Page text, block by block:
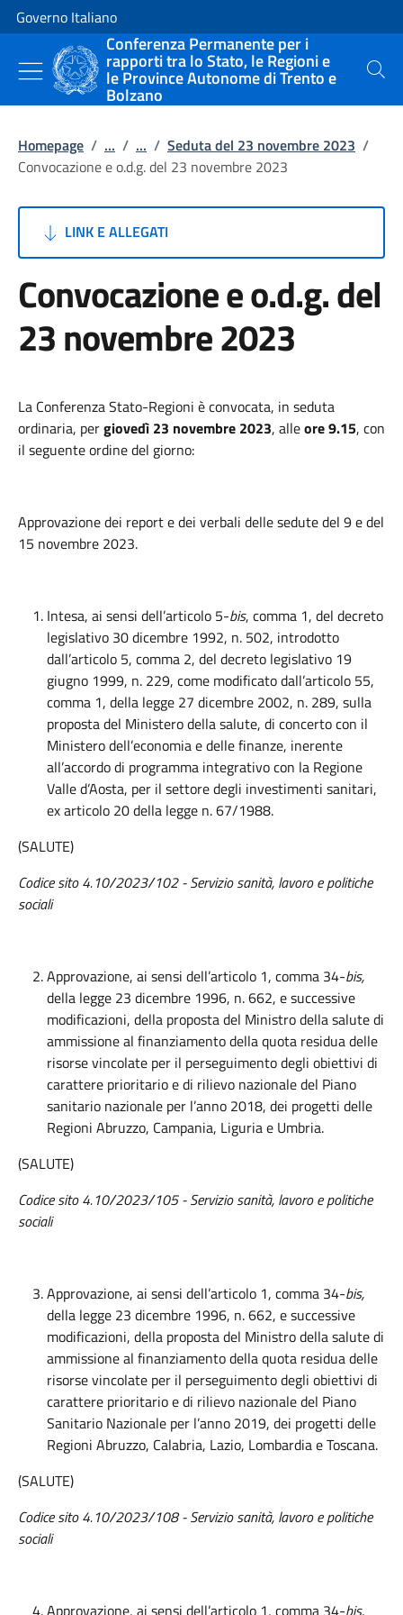
Vai al contenuto
Vai alla navigazione del sito
Governo Italiano
Conferenza Permanente per i
rapporti tra lo Stato, le Regioni e
le Province Autonome di Trento e
Bolzano
Cerca
Homepage / ... / ... / Seduta del 23 novembre 2023 /
Convocazione e o.d.g. del 23 novembre 2023
LINK E ALLEGATI
Convocazione e o.d.g. del
23 novembre 2023
La Conferenza Stato-Regioni è convocata, in seduta
ordinaria, pergiovedì 23 novembre 2023, alleore9.15, con
il seguente ordine del giorno:
Approvazione dei report e dei verbali delle sedute del 9 e del
15 novembre 2023.
Intesa, ai sensi dell’articolo 5-bis, comma 1, del decreto
legislativo 30 dicembre 1992, n. 502, introdotto
dall’articolo 5, comma 2, del decreto legislativo 19
giugno 1999, n. 229, come modificato dall’articolo 55,
comma 1, della legge 27 dicembre 2002, n. 289, sulla
proposta del Ministero della salute, di concerto con il
Ministero dell’economia e delle finanze, inerente
all’accordo di programma integrativo con la Regione
Valle d’Aosta, per il settore degli investimenti sanitari,
ex articolo 20 della legge n. 67/1988.
(SALUTE)
Codice sito 4.10/2023/102 - Servizio sanità, lavoro e politiche
sociali
Approvazione, ai sensi dell’articolo 1, comma 34-bis,
della legge 23 dicembre 1996, n. 662, e successive
modificazioni, della proposta del Ministro della salute di
ammissione al finanziamento della quota residua delle
risorse vincolate per il perseguimento degli obiettivi di
carattere prioritario e di rilievo nazionale del Piano
sanitario nazionale per l’anno 2018, dei progetti delle
Regioni Abruzzo, Campania, Liguria e Umbria.
(SALUTE)
Codice sito 4.10/2023/105 - Servizio sanità, lavoro e politiche
sociali
Approvazione, ai sensi dell’articolo 1, comma 34-bis,
della legge 23 dicembre 1996, n. 662, e successive
modificazioni, della proposta del Ministro della salute di
ammissione al finanziamento della quota residua delle
risorse vincolate per il perseguimento degli obiettivi di
carattere prioritario e di rilievo nazionale del Piano
Sanitario Nazionale per l’anno 2019, dei progetti delle
Regioni Abruzzo, Calabria, Lazio, Lombardia e Toscana.
(SALUTE)
Codice sito 4.10/2023/108 - Servizio sanità, lavoro e politiche
sociali
Approvazione, ai sensi dell’articolo 1, comma 34-bis,